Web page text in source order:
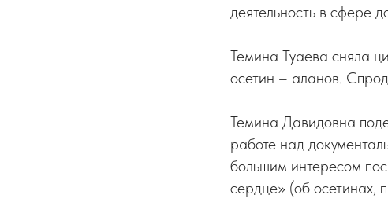
деятельность в сфере
Темина Туаева сняла
осетин – аланов.
Темина Давидовна
работе над
большим интересом
сердце» (об осетинах,